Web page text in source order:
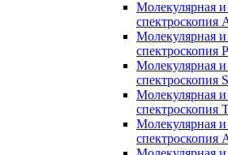
Молекулярная
спектроскопия
Молекулярная
спектроскопия
Молекулярная
спектроскопия
Молекулярная
спектроскопия
Молекулярная
спектроскопия